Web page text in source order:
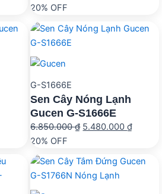
5.500.000 ₫.
20% OFF
G-S1666E
Sen Cây Nóng Lạnh
Gucen G-S1666E
6.850.000₫ Giá
là:
6.850.000 ₫.
5.480.000₫Giá
20% OFF